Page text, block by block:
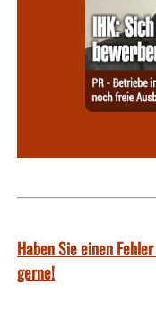
Haben Sie einen
gerne!